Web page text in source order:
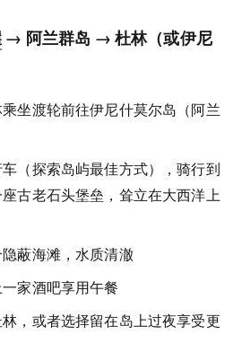
→ 阿兰群岛 → 杜林（或伊尼
乘坐渡轮前往伊尼什莫尔岛（阿兰
车（探索岛屿最佳方式），骑行到
古老石头堡垒，耸立在大西洋上
蔽海滩，水质清澈
一家酒吧享用午餐
林，或者选择留在岛上过夜享受更